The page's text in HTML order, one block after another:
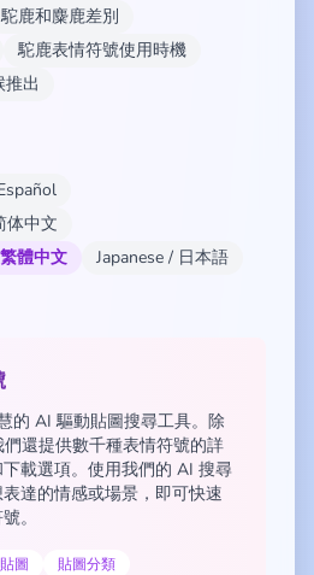
駝鹿和麋鹿差別
駝鹿表情符號使用時機
出
体中文
體中文
Japanese / 日本語
的 AI 驅動貼圖搜尋工具。除
還提供數千種表情符號的詳
載選項。使用我們的 AI 搜尋
達的情感或場景，即可快速
。
圖 貼圖分類